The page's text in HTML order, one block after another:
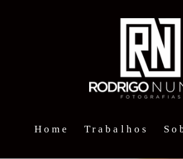
Home Trabalhos